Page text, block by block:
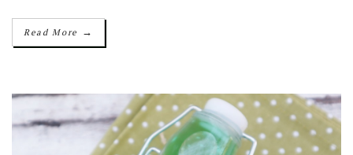
Read More →